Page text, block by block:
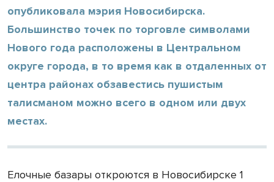
опубликовала мэрия Новосибирска.
Большинство точек по торговле символами
Нового года расположены в Центральном
округе города, в то время как в отдаленных от
центра районах обзавестись пушистым
талисманом можно всего в одном или двух
местах.
Елочные базары откроются в Новосибирске 1